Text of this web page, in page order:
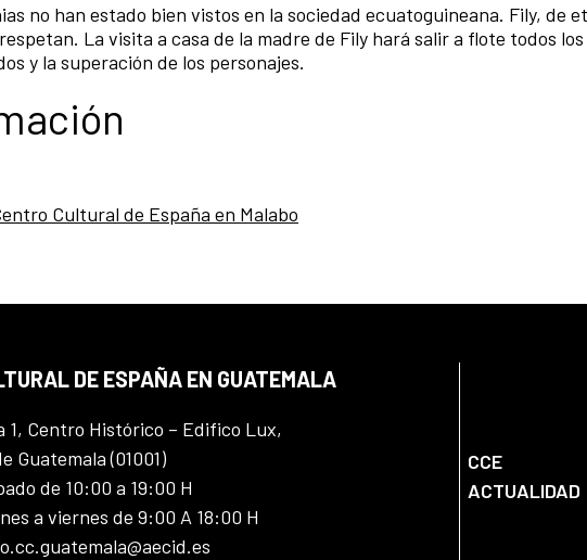
no han estado bien vistos en la sociedad ecuatoguineana. Fily, de
La visita a casa de la madre de Fily hará salir a flote todos
y la superación de los personajes.
Cultural de España en Malabo
DE ESPAÑA EN GUATEMALA
1, Centro Histórico – Edifico Lux,
Guatemala (01001)
de 10:00 a 19:00 H
a viernes de 9:00 A 18:00 H
CCE
ACTUALIDAD